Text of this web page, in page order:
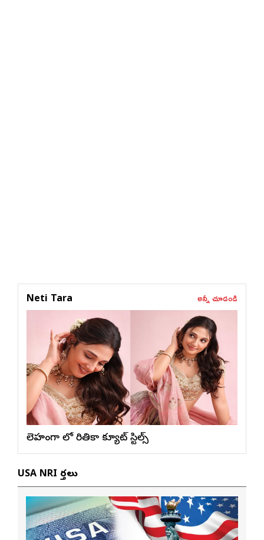
Neti Tara అన్నీ చూడండి
లెహంగా లో రితికా క్యూట్ స్టిల్స్
USA NRI వార్తలు